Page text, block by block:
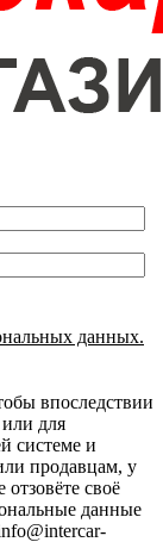
данных.
впоследствии
для
системе и
продавцам, у
своё
данные